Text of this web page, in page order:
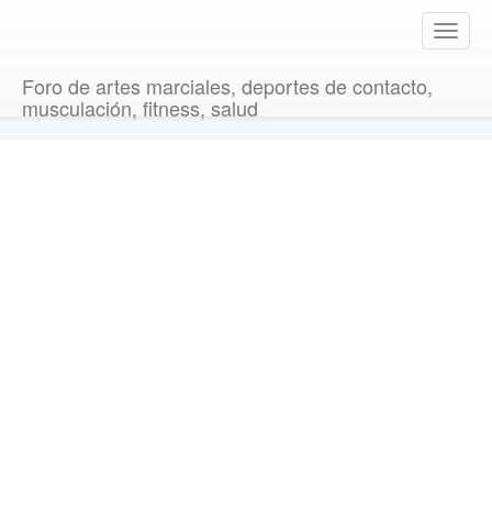
T
o
Foro de artes marciales, deportes de contacto,
musculación, fitness, salud